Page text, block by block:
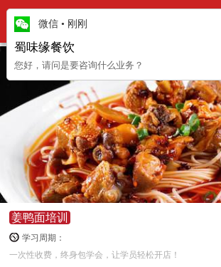
微信 • 刚刚
蜀味缘餐饮
您好，请问是要咨询什么业务？
姜鸭面培训
学习周期：
一次性收费，终身包学会，让学员轻松开店！